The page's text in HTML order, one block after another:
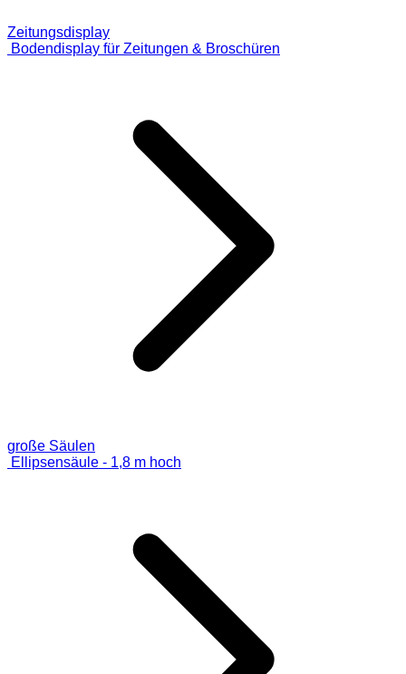
Zeitungsdisplay
Bodendisplay für Zeitungen & Broschüren
große Säulen
Ellipsensäule - 1,8 m hoch